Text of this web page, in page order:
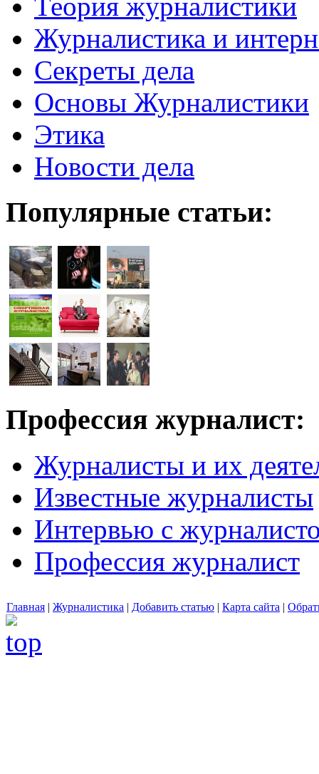
Журналистика и
Секреты дела
Основы Журналистики
Этика
Новости дела
Популярные статьи:
Профессия журналист:
Журналисты и их
Известные журналисты
Интервью с
Профессия журналист
Главная | Журналистика | Добавить статью | Карта сайта |